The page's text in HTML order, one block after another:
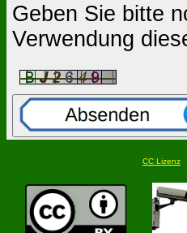
Geben Sie bitte
Verwendung
CC Lizenz